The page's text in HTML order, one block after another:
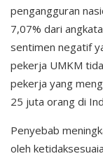
pengangguran
7,07% dari
sentimen negatif
pekerja UMKM
pekerja yang
25 juta orang di
Penyebab
oleh